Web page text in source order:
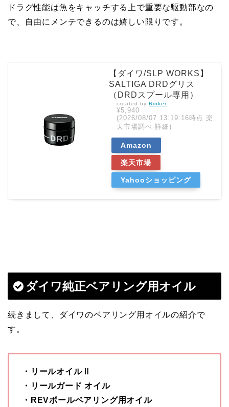
ドラグ性能は魚をキャッチする上で重要な駆動部なの
で、自由にメンテできるのは嬉しい限りです。
【ダイワ/SLP WORKS】
SALTIGA DRDグリス
（DRDスプール専用）
created by Rinker
¥5,940
(2026/08/07 13:19:16時点 楽
天市場調べ-詳細)
Amazon
楽天市場
Yahooショッピング
ダイワ純正ベアリング用オイル
続きまして、ダイワのベアリング用オイルの紹介で
す。
・リールオイルⅡ
・リールガード オイル
・REVボールベアリング用オイル